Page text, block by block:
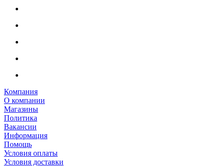
Компания
О компании
Магазины
Политика
Вакансии
Информация
Помощь
Условия оплаты
Условия доставки